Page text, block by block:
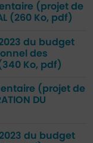
(projet de
(260 Ko, pdf)
du budget
des
Ko, pdf)
(projet de
DU
du budget